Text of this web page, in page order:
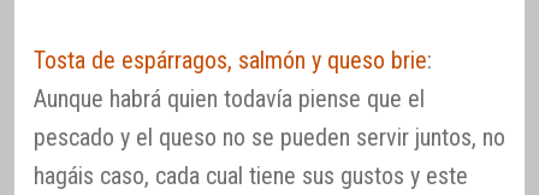
Tosta de espárragos, salmón y queso brie:
Aunque habrá quien todavía piense que el
pescado y el queso no se pueden servir juntos, no
hagáis caso, cada cual tiene sus gustos y este